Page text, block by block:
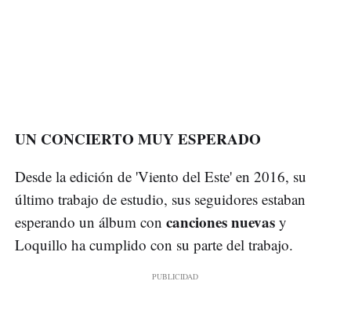
UN CONCIERTO MUY ESPERADO
Desde la edición de 'Viento del Este' en 2016, su
último trabajo de estudio, sus seguidores estaban
esperando un álbum con canciones nuevas y
Loquillo ha cumplido con su parte del trabajo.